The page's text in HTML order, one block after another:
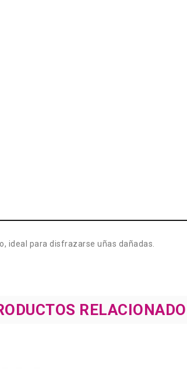
ideal para disfrazarse uñas dañadas.